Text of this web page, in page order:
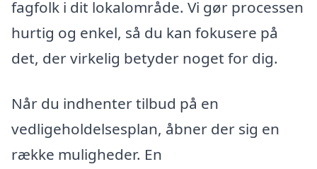
fagfolk i dit lokalområde. Vi gør processen
hurtig og enkel, så du kan fokusere på
det, der virkelig betyder noget for dig.
Når du indhenter tilbud på en
vedligeholdelsesplan, åbner der sig en
række muligheder. En